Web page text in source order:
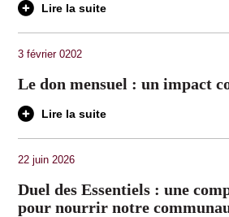
Lire la suite
3 février 0202
Le don mensuel : un impact
Lire la suite
22 juin 2026
Duel des Essentiels : une
pour nourrir notre